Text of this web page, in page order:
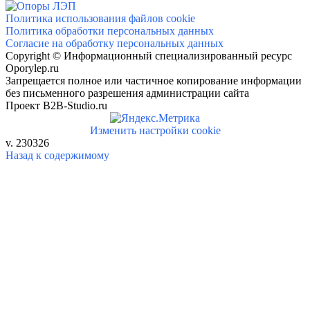
Политика использования файлов cookie
Политика обработки персональных данных
Согласие на обработку персональных данных
Copyright © Информационный специализированный ресурс
Oporylep.ru
Запрещается полное или частичное копирование информации
без письменного разрешения администрации сайта
Проект B2B-Studio.ru
Изменить настройки cookie
v. 230326
Назад к содержимому